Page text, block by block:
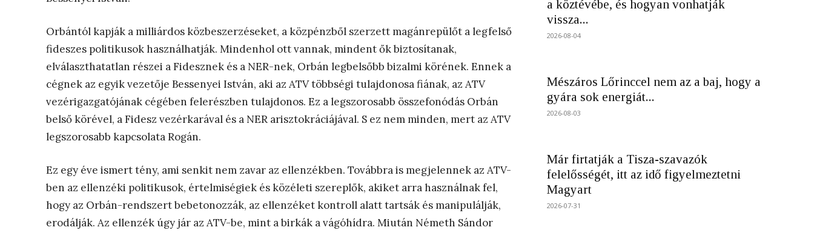
Orbántól kapják a milliárdos közbeszerzéseket, a közpénzből szerzett magánrepülőt a legfelső
fideszes politikusok használhatják. Mindenhol ott vannak, mindent ők biztosítanak,
elválaszthatatlan részei a Fidesznek és a NER-nek, Orbán legbelsőbb bizalmi körének. Ennek a
cégnek az egyik vezetője Bessenyei István, aki az ATV többségi tulajdonosa fiának, az ATV
vezérigazgatójának cégében felerészben tulajdonos. Ez a legszorosabb összefonódás Orbán
belső körével, a Fidesz vezérkarával és a NER arisztokráciájával. S ez nem minden, mert az ATV
legszorosabb kapcsolata Rogán.
Ez egy éve ismert tény, ami senkit nem zavar az ellenzékben. Továbbra is megjelennek az ATV-
ben az ellenzéki politikusok, értelmiségiek és közéleti szereplők, akiket arra használnak fel,
hogy az Orbán-rendszert bebetonozzák, az ellenzéket kontroll alatt tartsák és manipulálják,
erodálják. Az ellenzék úgy jár az ATV-be, mint a birkák a vágóhídra. Miután Németh Sándor
a köztévébe, és hogyan vonhatják
vissza...
2026-08-04
Mészáros Lőrinccel nem az a baj, hogy a
gyára sok energiát...
2026-08-03
Már firtatják a Tisza-szavazók
felelősségét, itt az idő figyelmeztetni
Magyart
2026-07-31